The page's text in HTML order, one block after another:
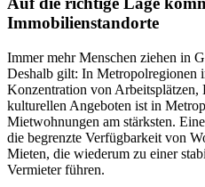
Immobilienstandorte
Immer mehr Menschen ziehen in
Deshalb gilt: In Metropolregionen
Konzentration von Arbeitsplätzen,
kulturellen Angeboten ist in
Mietwohnungen am stärksten.
die begrenzte Verfügbarkeit von
Mieten, die wiederum zu einer
Vermieter führen.